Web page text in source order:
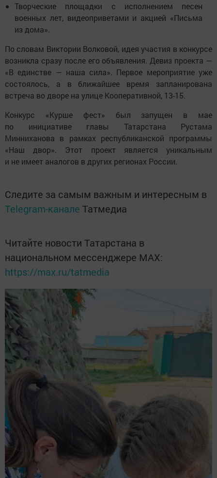
Творческие площадки с исполнением песен
военных лет, видеоприветами и акцией «Письма
из дома».
По словам Виктории Волковой, идея участия в конкурсе
возникла сразу после его объявления. Девиз проекта —
«В единстве — наша сила». Первое мероприятие уже
состоялось, а в ближайшее время запланирована
встреча во дворе на улице Кооперативной, 13-15.
Конкурс «Курше фест» был запущен в мае
по инициативе главы Татарстана Рустама
Минниханова в рамках республиканской программы
«Наш двор». Этот проект является уникальным
и не имеет аналогов в других регионах России.
Следите за самым важным и интересным в
Telegram-канале Татмедиа
Читайте новости Татарстана в
национальном мессенджере MАХ:
https://max.ru/tatmedia